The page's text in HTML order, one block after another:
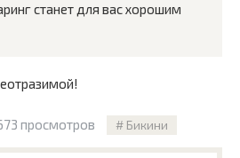
станет для вас хорошим
просмотров Бикини